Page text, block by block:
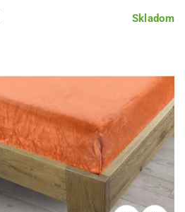
Skladom